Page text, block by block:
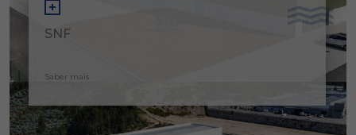
SNF
Saber mais